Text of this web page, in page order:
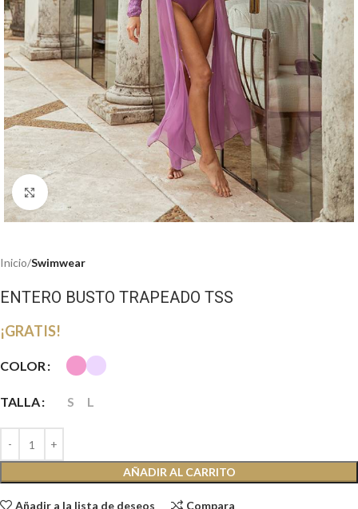
Haga clic para ampliar
Inicio Swimwear
ENTERO BUSTO TRAPEADO TSS
¡GRATIS!
COLOR
TALLA S L
AÑADIR AL CARRITO
Añadir a la lista de deseos Compara